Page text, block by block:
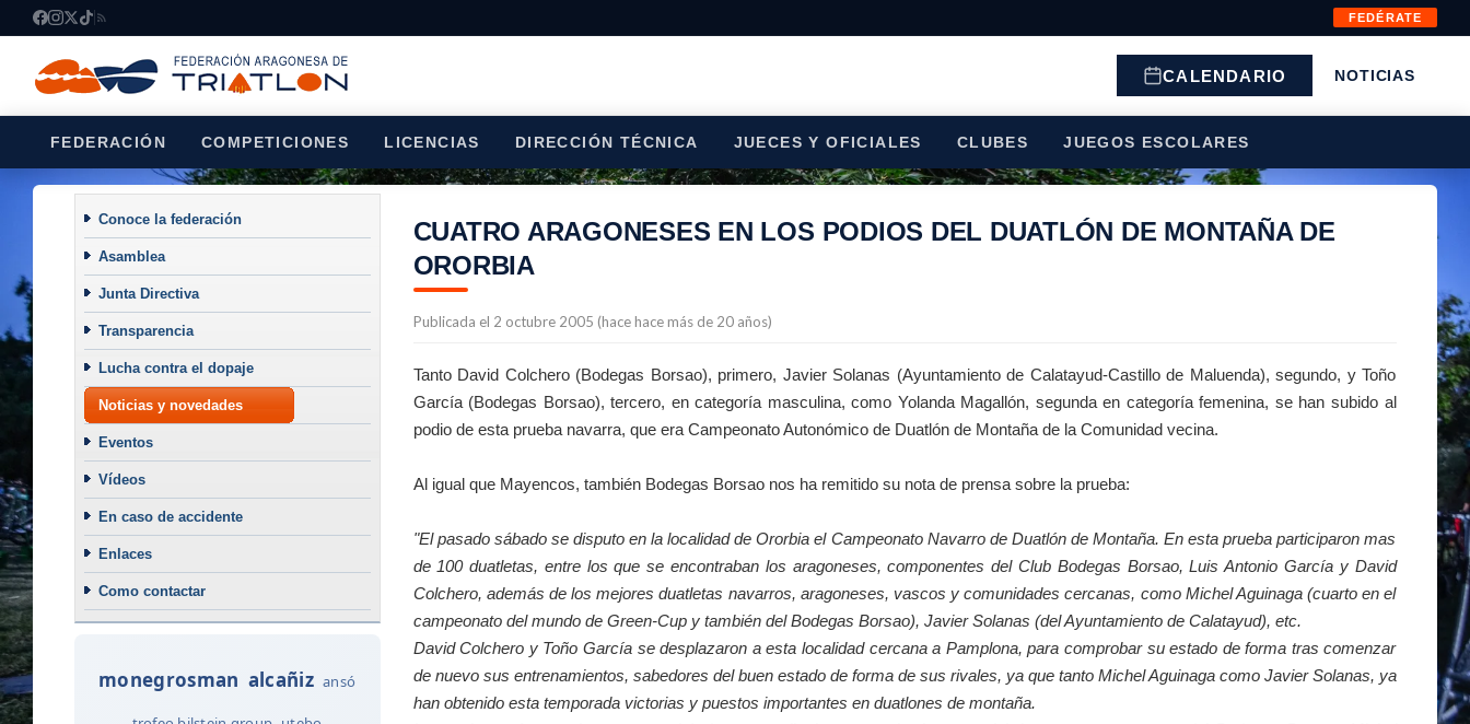
FEDÉRATE
CALENDARIO NOTICIAS
FEDERACIÓN COMPETICIONES LICENCIAS DIRECCIÓN TÉCNICA JUECES Y OFICIALES CLUBES JUEGOS ESCOLARES
Conoce la federación
Asamblea
Junta Directiva
Transparencia
Lucha contra el dopaje
Noticias y novedades
Eventos
Vídeos
En caso de accidente
Enlaces
Como contactar
monegrosman alcañiz ansó
CUATRO ARAGONESES EN LOS PODIOS DEL DUATLÓN DE MONTAÑA DE
ORORBIA
Publicada el 2 octubre 2005 (hace hace más de 20 años)
Tanto David Colchero (Bodegas Borsao), primero, Javier Solanas (Ayuntamiento de Calatayud-Castillo de Maluenda), segundo, y Toño
García (Bodegas Borsao), tercero, en categoría masculina, como Yolanda Magallón, segunda en categoría femenina, se han subido al
podio de esta prueba navarra, que era Campeonato Autonómico de Duatlón de Montaña de la Comunidad vecina.
Al igual que Mayencos, también Bodegas Borsao nos ha remitido su nota de prensa sobre la prueba:
"El pasado sábado se disputo en la localidad de Ororbia el Campeonato Navarro de Duatlón de Montaña. En esta prueba participaron mas
de 100 duatletas, entre los que se encontraban los aragoneses, componentes del Club Bodegas Borsao, Luis Antonio García y David
Colchero, además de los mejores duatletas navarros, aragoneses, vascos y comunidades cercanas, como Michel Aguinaga (cuarto en el
campeonato del mundo de Green-Cup y también del Bodegas Borsao), Javier Solanas (del Ayuntamiento de Calatayud), etc.
David Colchero y Toño García se desplazaron a esta localidad cercana a Pamplona, para comprobar su estado de forma tras comenzar
de nuevo sus entrenamientos, sabedores del buen estado de forma de sus rivales, ya que tanto Michel Aguinaga como Javier Solanas, ya
han obtenido esta temporada victorias y puestos importantes en duatlones de montaña.